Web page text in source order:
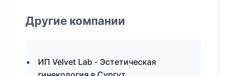
Другие компании
ИП Velvet Lab - Эстетическая